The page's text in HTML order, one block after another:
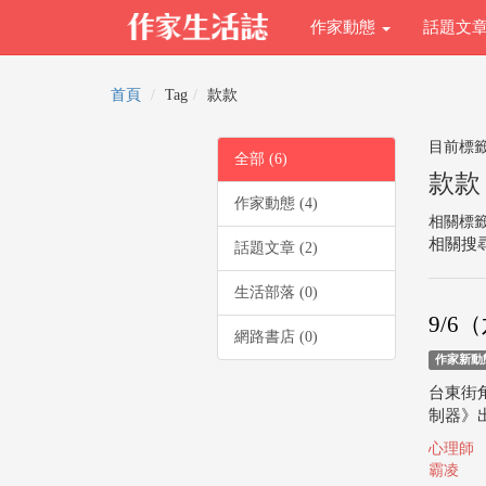
作家動態 話題文
首頁 Tag 款款
全部 (6)
作家動態 (4)
話題文章 (2)
生活部落 (0)
網路書店 (0)
目前標
款款
相關標
相關搜
9/6
作家新動
台東街
制器》
心理師
霸凌